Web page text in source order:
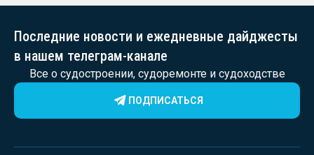
Последние новости и ежедневные дайджесты
в нашем телеграм-канале
Все о судостроении, судоремонте и судоходстве
ПОДПИСАТЬСЯ